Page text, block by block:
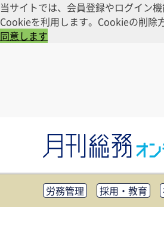
当サイトでは、会員登録やログイン
Cookieを利用します。Cookieの削除
同意します
労務管理 採用・教育
知財管理
リスクマネジ